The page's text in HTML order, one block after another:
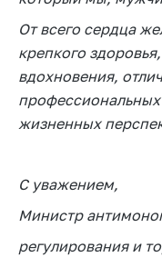
деятельности
Применение
Биржевая
Выставочная
От всего сердца
крепкого
вдохновения,
жизненных
С уважением,
Министр
регулирования и